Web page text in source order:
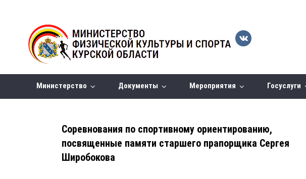
Министерство Документы Мероприятия Госуслуги
Соревнования по спортивному ориентированию,
посвященные памяти старшего прапорщика Сергея
Широбокова